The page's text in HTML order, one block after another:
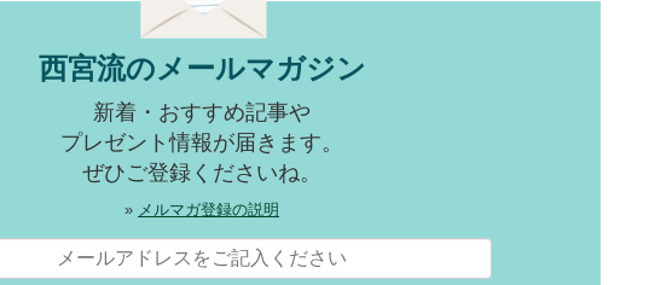
西宮流のメールマガジン
新着・おすすめ記事や
プレゼント情報が届きます。
ぜひご登録くださいね。
» メルマガ登録の説明